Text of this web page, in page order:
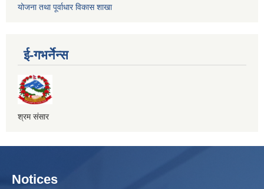
योजना तथा पूर्वाधार विकास शाखा
ई-गभर्नेन्स
श्रम संसार
Notices